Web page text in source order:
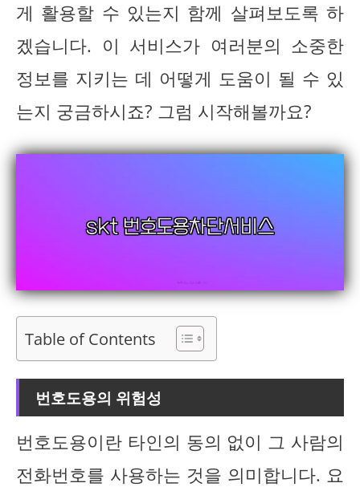
게 활용할 수 있는지 함께 살펴보도록 하
겠습니다. 이 서비스가 여러분의 소중한
정보를 지키는 데 어떻게 도움이 될 수 있
는지 궁금하시죠? 그럼 시작해볼까요?
Table of Contents
번호도용의 위험성
번호도용이란 타인의 동의 없이 그 사람의
전화번호를 사용하는 것을 의미합니다. 요